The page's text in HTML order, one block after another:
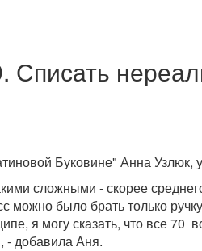
Списать
Буковине" Анна Узлюк,
сложными - скорее
можно было брать только
я могу сказать, что все 70
- добавила Аня.